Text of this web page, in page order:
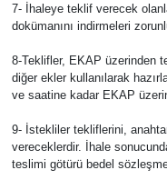
7- İhaleye teklif verecek
dokümanını indirmeleri
8-Teklifler, EKAP üzerinden
diğer ekler kullanılarak
ve saatine kadar EKAP
9- İstekliler tekliflerini,
vereceklerdir. İhale
teslimi götürü bedel